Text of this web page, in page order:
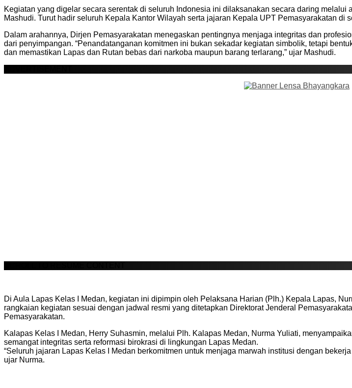
Kegiatan yang digelar secara serentak di seluruh Indonesia ini dilaksanakan secara daring
Mashudi. Turut hadir seluruh Kepala Kantor Wilayah serta jajaran Kepala UPT Pemasyarakatan di
Dalam arahannya, Dirjen Pemasyarakatan menegaskan pentingnya menjaga integritas dan
dari penyimpangan. “Penandatanganan komitmen ini bukan sekadar kegiatan simbolik, tetapi
dan memastikan Lapas dan Rutan bebas dari narkoba maupun barang terlarang,” ujar Mashudi.
Di Aula Lapas Kelas I Medan, kegiatan ini dipimpin oleh Pelaksana Harian (Plh.) Kepala Lapas,
rangkaian kegiatan sesuai dengan jadwal resmi yang ditetapkan Direktorat Jenderal
Pemasyarakatan.
Kalapas Kelas I Medan, Herry Suhasmin, melalui Plh. Kalapas Medan, Nurma Yuliati,
semangat integritas serta reformasi birokrasi di lingkungan Lapas Medan.
“Seluruh jajaran Lapas Kelas I Medan berkomitmen untuk menjaga marwah institusi dengan
ujar Nurma.